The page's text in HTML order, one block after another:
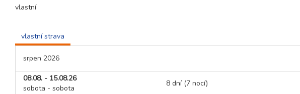
vlastní
vlastní strava
srpen 2026
08.08. - 15.08.26
sobota - sobota
8 dní (7 nocí)